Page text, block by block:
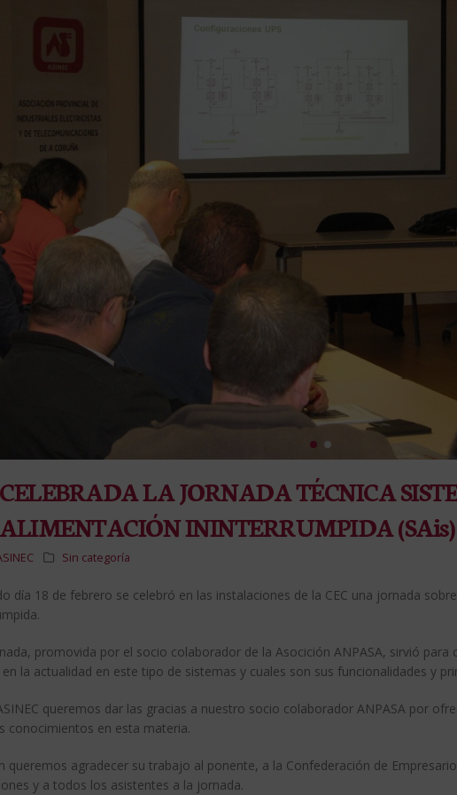
CELEBRADA LA JORNADA TÉCNICA
ALIMENTACIÓN ININTERRUMPIDA (SAis)
Sin categoría
día 18 de febrero se celebró en las instalaciones de la CEC una jornada
promovida por el socio colaborador de la Asocición ANPASA, sirvió
la actualidad en este tipo de sistemas y cuales son sus funcionalidades y
queremos dar las gracias a nuestro socio colaborador ANPASA por
conocimientos en esta materia.
queremos agradecer su trabajo al ponente, a la Confederación de
y a todos los asistentes a la jornada.